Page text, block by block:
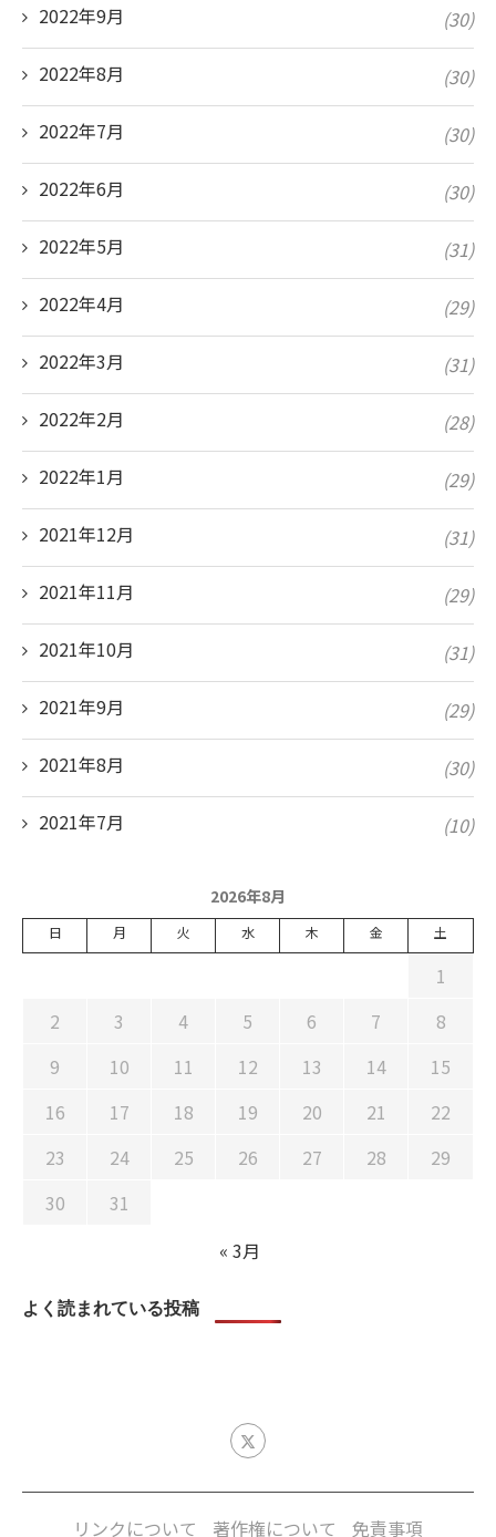
2022年9月 (30)
2022年8月 (30)
2022年7月 (30)
2022年6月 (30)
2022年5月 (31)
2022年4月 (29)
2022年3月 (31)
2022年2月 (28)
2022年1月 (29)
2021年12月 (31)
2021年11月 (29)
2021年10月 (31)
2021年9月 (29)
2021年8月 (30)
2021年7月 (10)
2026年8月
日 月 火 水 木 金 土
1
2
3 4 5 6 7
8
9
10 11 12 13 14
15
16
17 18 19 20 21
22
23
24 25 26 27 28
29
30
31
« 3月
よく読まれている投稿
リンクについて 著作権について 免責事項